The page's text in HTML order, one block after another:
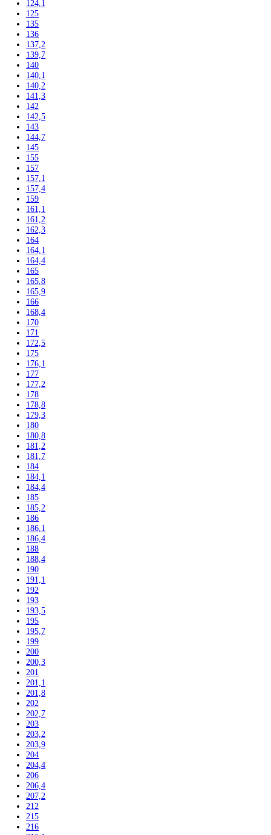
Kávovary
Uncategorized
Filtrovať podla výšky
102
104
117,5
122
122,5
123
123,6
124,1
125
135
136
137,2
139,7
140
140,1
140,2
141,3
142
142,5
143
144,7
145
155
157
157,1
157,4
159
161,1
161,2
162,3
164
164,1
164,4
165
165,8
165,9
166
168,4
170
171
172,5
175
176,1
177
177,2
178
178,8
179,3
180
180,8
181,2
181,7
184
184,1
184,4
185
185,2
186
186,1